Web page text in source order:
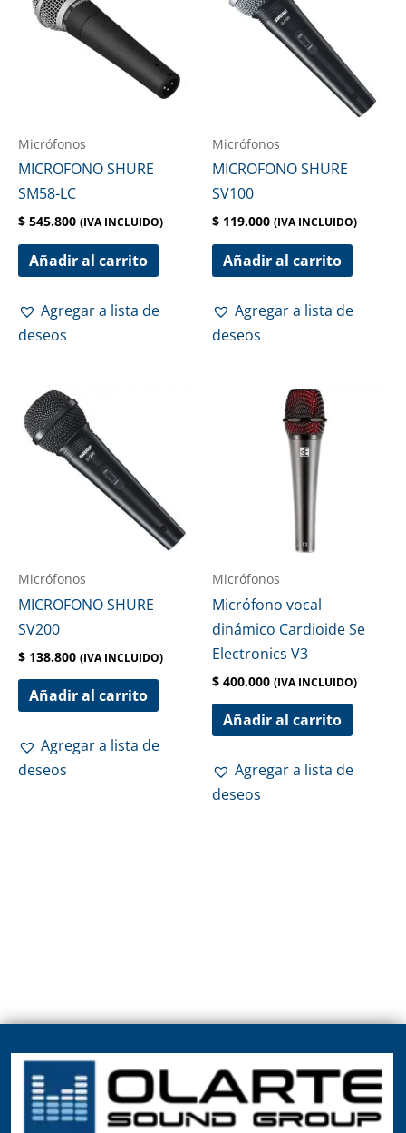
Micrófonos
MICROFONO SHURE
SM58-LC
$ 545.800 (IVA INCLUIDO)
Añadir al carrito
Agregar a lista de
deseos
Micrófonos
MICROFONO SHURE
SV100
$ 119.000 (IVA INCLUIDO)
Añadir al carrito
Agregar a lista de
deseos
Micrófonos
MICROFONO SHURE
SV200
$ 138.800 (IVA INCLUIDO)
Añadir al carrito
Agregar a lista de
deseos
Micrófonos
Micrófono vocal
dinámico Cardioide Se
Electronics V3
$ 400.000 (IVA INCLUIDO)
Añadir al carrito
Agregar a lista de
deseos